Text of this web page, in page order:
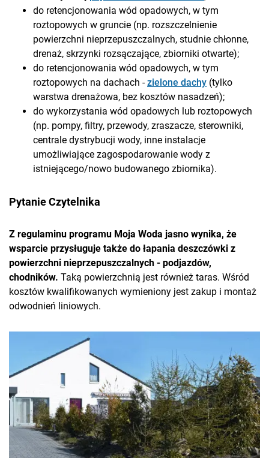
do retencjonowania wód opadowych, w tym
roztopowych w gruncie (np. rozszczelnienie
powierzchni nieprzepuszczalnych, studnie chłonne,
drenaż, skrzynki rozsączające, zbiorniki otwarte);
do retencjonowania wód opadowych, w tym
roztopowych na dachach -zielone dachy (tylko
warstwa drenażowa, bez kosztów nasadzeń);
do wykorzystania wód opadowych lub roztopowych
(np. pompy, filtry, przewody, zraszacze, sterowniki,
centrale dystrybucji wody, inne instalacje
umożliwiające zagospodarowanie wody z
istniejącego/nowo budowanego zbiornika).
Pytanie Czytelnika
Z regulaminu programu Moja Woda jasno wynika, że
wsparcie przysługuje także do łapania deszczówki z
powierzchni nieprzepuszczalnych - podjazdów,
chodników. Taką powierzchnią jest również taras. Wśród
kosztów kwalifikowanych wymieniony jest zakup i montaż
odwodnień liniowych.